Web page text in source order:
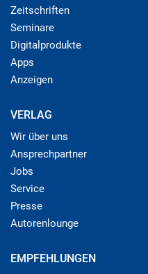
Zeitschriften
Seminare
Digitalprodukte
Apps
Anzeigen
VERLAG
Wir über uns
Ansprechpartner
Jobs
Service
Presse
Autorenlounge
EMPFEHLUNGEN